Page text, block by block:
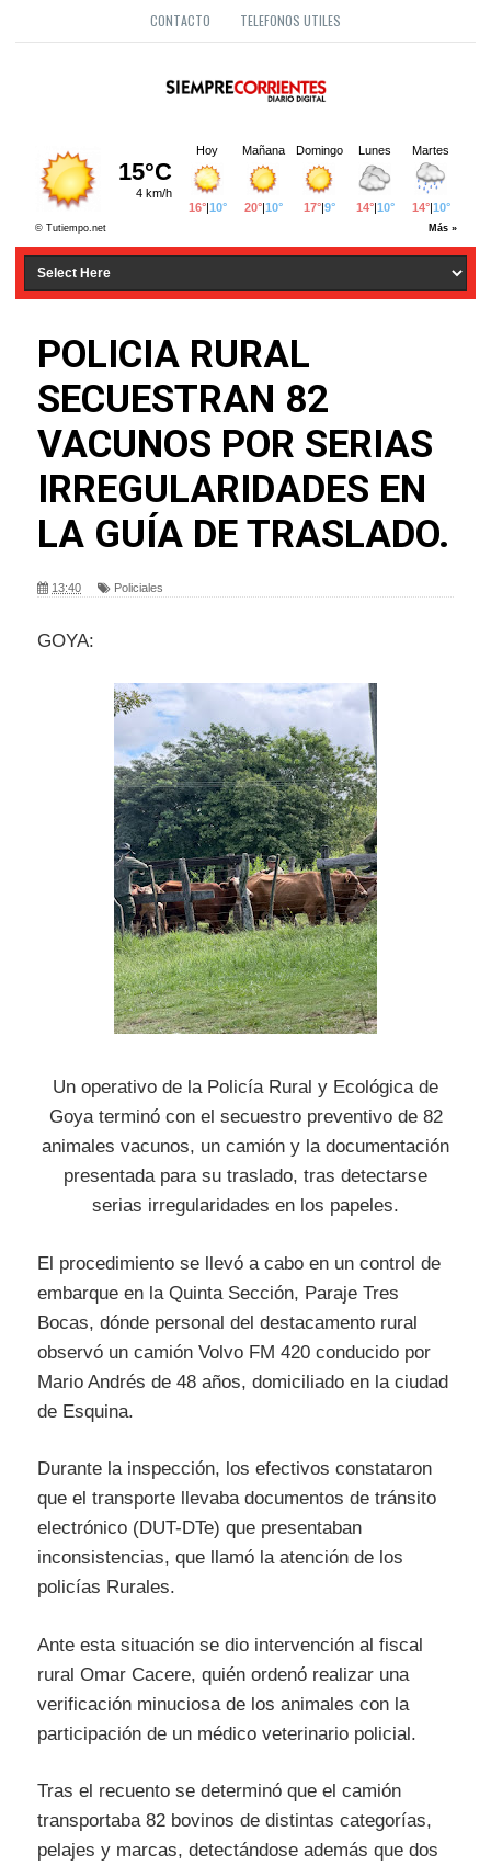
CONTACTO TELEFONOS UTILES
POLICIA RURAL
SECUESTRAN 82
VACUNOS POR SERIAS
IRREGULARIDADES EN
LA GUÍA DE TRASLADO.
13:40 Policiales
GOYA:
Un operativo de la Policía Rural y Ecológica de
Goya terminó con el secuestro preventivo de 82
animales vacunos, un camión y la documentación
presentada para su traslado, tras detectarse
serias irregularidades en los papeles.
El procedimiento se llevó a cabo en un control de
embarque en la Quinta Sección, Paraje Tres
Bocas, dónde personal del destacamento rural
observó un camión Volvo FM 420 conducido por
Mario Andrés de 48 años, domiciliado en la ciudad
de Esquina.
Durante la inspección, los efectivos constataron
que el transporte llevaba documentos de tránsito
electrónico (DUT-DTe) que presentaban
inconsistencias, que llamó la atención de los
policías Rurales.
Ante esta situación se dio intervención al fiscal
rural Omar Cacere, quién ordenó realizar una
verificación minuciosa de los animales con la
participación de un médico veterinario policial.
Tras el recuento se determinó que el camión
transportaba 82 bovinos de distintas categorías,
pelajes y marcas, detectándose además que dos